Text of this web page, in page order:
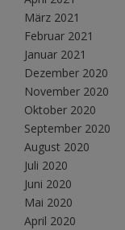
März 2021
Februar 2021
Januar 2021
Dezember 2020
November 2020
Oktober 2020
September 2020
August 2020
Juli 2020
Juni 2020
Mai 2020
April 2020